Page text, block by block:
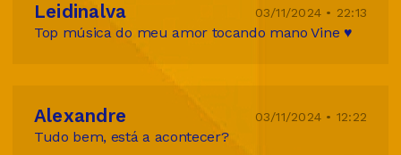
Leidinalva 03/11/2024 • 22:13
Top música do meu amor tocando mano Vine ♥️
Alexandre 03/11/2024 • 12:22
Tudo bem, está a acontecer?